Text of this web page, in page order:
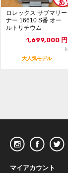
ロレックス サブマリー
ナー 16610 S番 オー
ルトリチウム
1,699,000 円
k
大人気モデル
マイアカウント